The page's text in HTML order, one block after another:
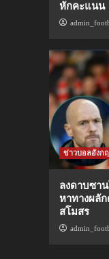
หักคะแนน
ข่าวบอลอังก
ลงดาบซาน
หาทางผลั
สโมสร